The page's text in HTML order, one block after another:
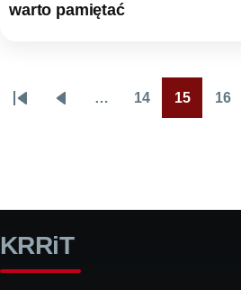
warto pamiętać
Stronicowanie
PierwszaPoprzednia
…
Page
14
Page
15 16
KRRiT